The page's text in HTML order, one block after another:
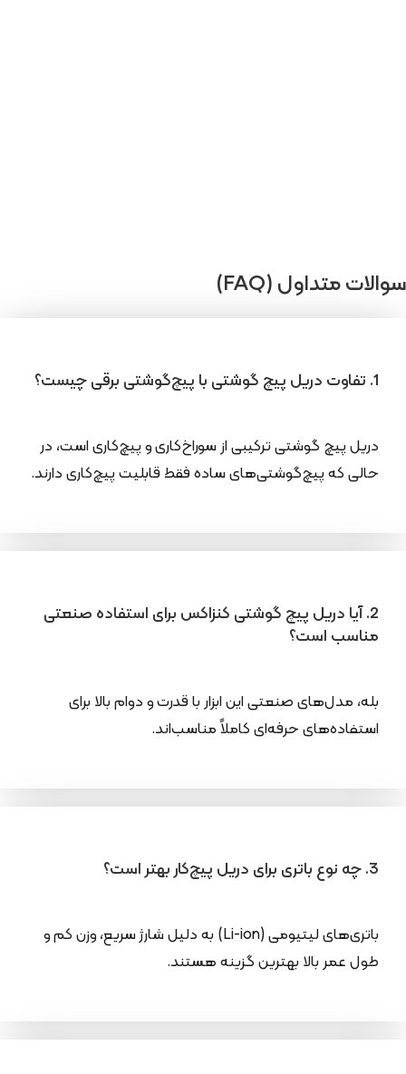
سوالات متداول (FAQ)
1. تفاوت دریل پیچ گوشتی با پیچ‌گوشتی برقی چیست؟
دریل پیچ گوشتی ترکیبی از سوراخ‌کاری و پیچ‌کاری است، در
حالی که پیچ‌گوشتی‌های ساده فقط قابلیت پیچ‌کاری دارند.
2. آیا دریل پیچ گوشتی کنزاکس برای استفاده صنعتی
مناسب است؟
بله، مدل‌های صنعتی این ابزار با قدرت و دوام بالا برای
استفاده‌های حرفه‌ای کاملاً مناسب‌اند.
3. چه نوع باتری برای دریل پیچ‌کار بهتر است؟
باتری‌های لیتیومی (Li-ion) به دلیل شارژ سریع، وزن کم و
طول عمر بالا بهترین گزینه هستند.